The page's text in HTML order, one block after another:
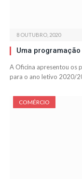
8 OUTUBRO, 2020
Uma
A Oficina apresentou os
para o ano letivo 2020/
COMÉRCIO